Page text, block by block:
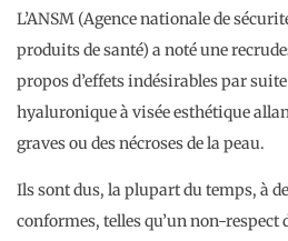
L’ANSM (Agence nationale de
produits de santé) a noté une
propos d’effets indésirables par
hyaluronique à visée esthétique
graves ou des nécroses de la peau.
Ils sont dus, la plupart du temps, à
conformes, telles qu’un non-respect